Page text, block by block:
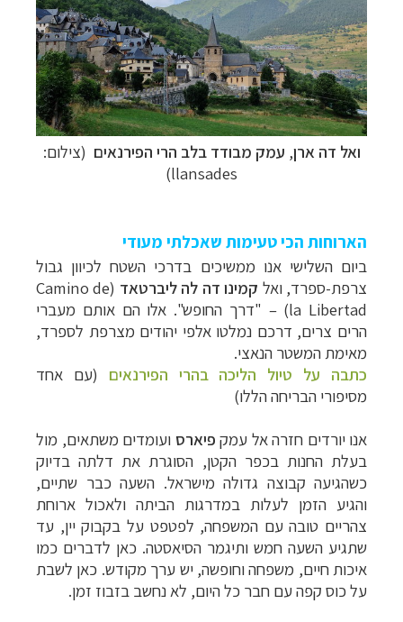
ואל דה ארן, עמק מבודד בלב הרי הפירנאים (צילום:
llansades)
הארוחות הכי טעימות שאכלתי מעודי
ביום השלישי אנו ממשיכים בדרכי השטח לכיוון גבול
צרפת-ספרד, ואל קמינו דה לה ליברטאד (
Camino de
la Libertad) – "דרך החופש". אלו הם אותם מעברי
הרים צרים, דרכם נמלטו אלפי יהודים מצרפת לספרד,
מאימת המשטר הנאצי.
כתבה על טיול הליכה בהרי הפירנאים (עם אחד
מסיפורי הבריחה הללו)
אנו יורדים חזרה אל עמק פיארס ועומדים משתאים, מול
בעלת החנות בכפר הקטן, הסוגרת את דלתה בדיוק
כשהגיעה קבוצה גדולה מישראל. השעה כבר שתיים,
והגיע הזמן לעלות במדרגות הביתה ולאכול ארוחת
צהריים טובה עם המשפחה, לפטפט על בקבוק יין, עד
שתגיע השעה חמש ותיגמר הסיאסטה. כאן לדברים כמו
איכות חיים, משפחה וחופשה, יש ערך מקודש. כאן לשבת
על כוס קפה עם חבר כל היום, לא נחשב בזבוז זמן.
קרוזים והפלגות נופשלחצו לרשימת היעדים »
הפלגות לאנטארקטיקהלחצו לכל מסלולי ההפלגות »
הפלגות לארצות הקוטב הצפונילחצו לקבלת כל